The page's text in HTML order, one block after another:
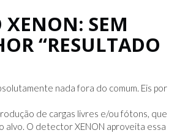
SEM
“RESULTADO
nada fora do comum. Eis por
de cargas livres e/ou fótons, que
alvo. O detector XENON aproveita essa